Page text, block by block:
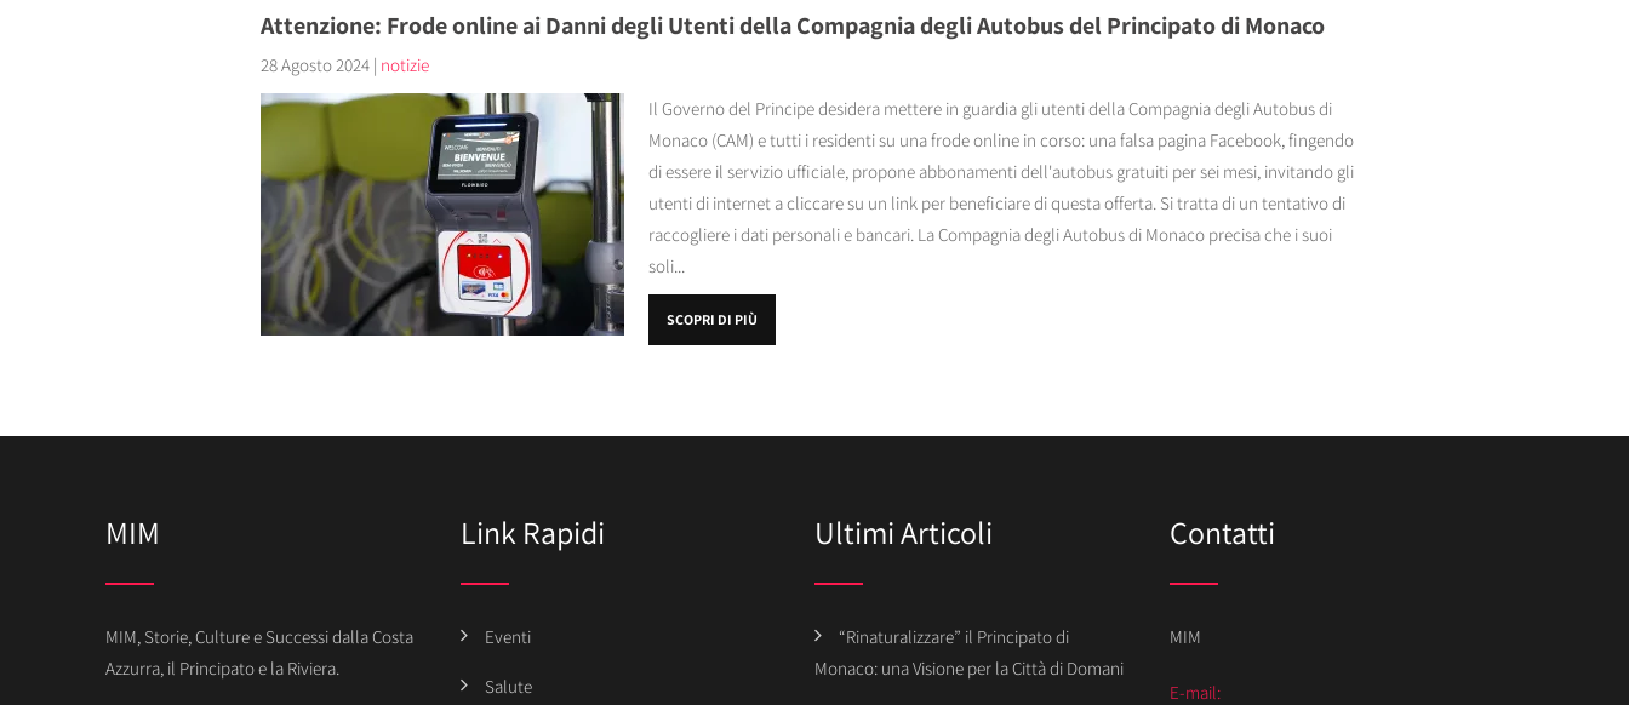
Attenzione: Frode online ai Danni degli Utenti della Compagnia degli Autobus del Principato di Monaco
28 Agosto 2024 | notizie
Il Governo del Principe desidera mettere in guardia gli utenti della Compagnia degli Autobus di
Monaco (CAM) e tutti i residenti su una frode online in corso: una falsa pagina Facebook, fingendo
di essere il servizio ufficiale, propone abbonamenti dell'autobus gratuiti per sei mesi, invitando gli
utenti di internet a cliccare su un link per beneficiare di questa offerta. Si tratta di un tentativo di
raccogliere i dati personali e bancari. La Compagnia degli Autobus di Monaco precisa che i suoi
soli...
SCOPRI DI PIÙ
MIM
MIM, Storie, Culture e Successi dalla Costa
Azzurra, il Principato e la Riviera.
Link Rapidi
Eventi
Salute
Ultimi Articoli
“Rinaturalizzare” il Principato di
Monaco: una Visione per la Città di Domani
Contatti
MIM
E-mail: